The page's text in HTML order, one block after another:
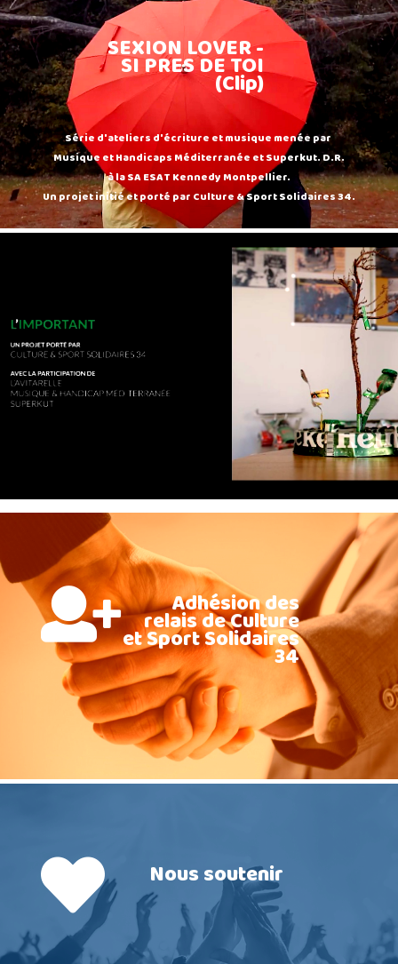
SEXION LOVER -
SI PRES DE TOI
(Clip)
Série d'ateliers d'écriture et musique menée par
Musique et Handicaps Méditerranée et Superkut. D.R.
à la SA ESAT Kennedy Montpellier.
Un projet initié et porté par Culture & Sport Solidaires 34.
Adhésion des
relais de Culture
et Sport Solidaires
34
Nous soutenir